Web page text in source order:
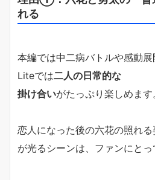
れる
本編では中二病バトルや感動展
Liteでは二人の日常的な
掛け合いがたっぷり楽しめます
恋人になった後の六花の照れ
が光るシーンは、ファンにとっ